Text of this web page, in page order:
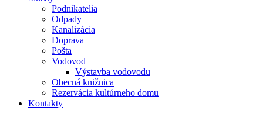
Podnikatelia
Odpady
Kanalizácia
Doprava
Pošta
Vodovod
Výstavba vodovodu
Obecná knižnica
Rezervácia kultúrneho domu
Kontakty